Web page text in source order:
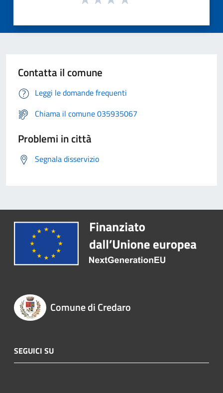
Contatta il comune
Leggi le domande frequenti
Chiama il comune 035935067
Problemi in città
Segnala disservizio
Comune di Credaro
SEGUICI SU